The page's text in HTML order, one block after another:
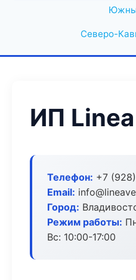
Северо-
ИП
Телефон: +7
Email:
Город:
Режим работы:
Вс: 10:00-17:00